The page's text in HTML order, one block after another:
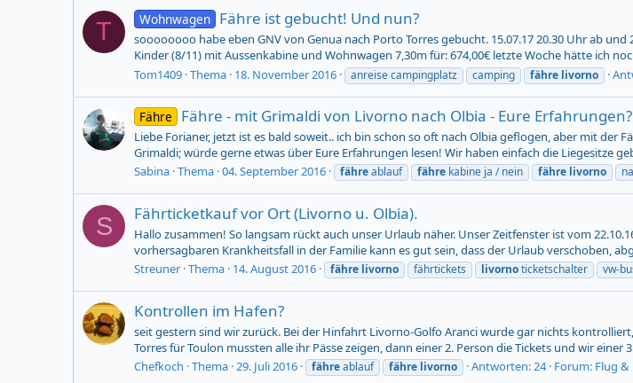
T Wohnwagen Fähre ist gebucht! Und nun?
soooooooo habe eben GNV von Genua nach Porto Torres gebucht. 15.07.17 20.30 Uhr ab
Kinder (8/11) mit Aussenkabine und Wohnwagen 7,30m für: 674,00€ letzte Woche hätte ich
Tom1409 Thema 18. November 2016 anreise campingplatz camping fähre livorno
Fähre Fähre - mit Grimaldi von Livorno nach Olbia - Eure Erfahrungen?
Liebe Forianer, jetzt ist es bald soweit.. ich bin schon so oft nach Olbia geflogen, aber mit
Grimaldi; würde gerne etwas über Eure Erfahrungen lesen! Wir haben einfach die Liegesitze
Sabina Thema 04. September 2016 fähreablauf fähre kabine ja / nein fähre livorno
S Fährticketkauf vor Ort (Livorno u. Olbia).
Hallo zusammen! So langsam rückt auch unser Urlaub näher. Unser Zeitfenster ist vom
vorhersagbaren Krankheitsfall in der Familie kann es gut sein, dass der Urlaub verschoben,
Streuner Thema 14. August 2016 fähre livorno fährtickets livornoticketschalter vw-
Kontrollen im Hafen?
seit gestern sind wir zurück. Bei der Hinfahrt Livorno-Golfo Aranci wurde gar nichts
Torres für Toulon mussten alle ihr Pässe zeigen, dann einer 2. Person die Tickets und wir einer
Chefkoch Thema 29. Juli 2016 fähreablauf fähre livorno Antworten: 24 Forum: Flug &